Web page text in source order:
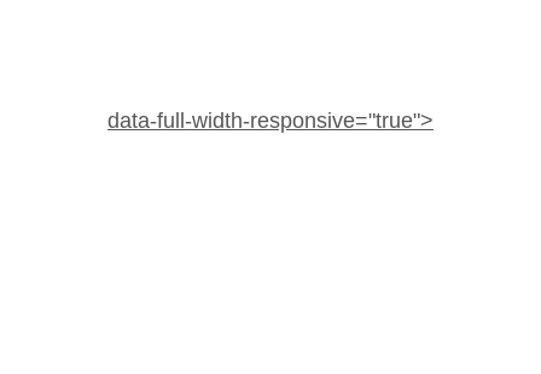
data-full-width-responsive="true">